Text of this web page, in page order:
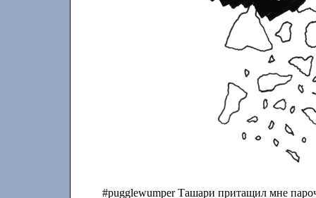
#pugglewumper Ташари притащил мне